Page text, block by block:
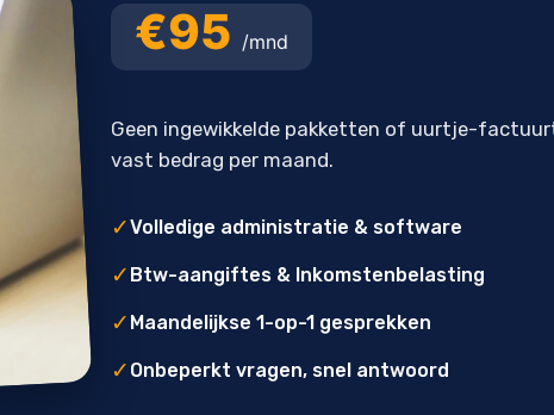
€95 /mnd
Geen ingewikkelde pakketten of uurtje-
vast bedrag per maand.
✓Volledige administratie & software
✓ Btw-aangiftes & Inkomstenbelasting
✓ Maandelijkse 1-op-1 gesprekken
✓ Onbeperkt vragen, snel antwoord